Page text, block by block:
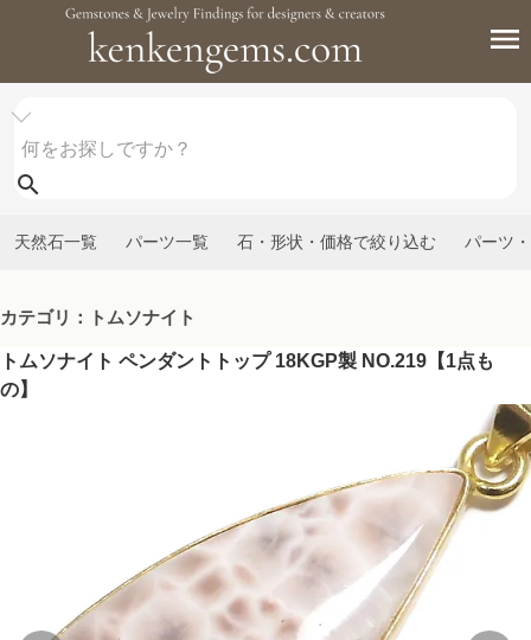
天然石一覧 パーツ一覧 石・形状・価格で絞り込む パーツ
カテゴリ：トムソナイト
トムソナイト ペンダントトップ 18KGP製 NO.219【1点も
の】